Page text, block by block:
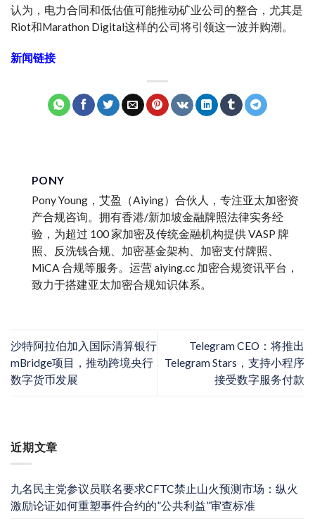
近期文章
九名民主党参议员联名要求CFTC禁止山火预测市场：纵火
激励论证如何重塑事件合约的”公共利益”审查标准
认为，电力合同和低估值可能推动矿业公司的整合，尤其是
Riot和Marathon Digital这样的公司将引领这一波并购潮。
新闻链接
PONY
Pony Young，艾盈（Aiying）合伙人，专注亚太加密资
产合规咨询。拥有香港/新加坡金融牌照法律实务经
验，为超过 100 家加密及传统金融机构提供 VASP 牌
照、反洗钱合规、加密基金架构、加密支付牌照、
MiCA 合规等服务。运营 aiying.cc 加密合规资讯平台，
致力于搭建亚太加密合规知识体系。
沙特阿拉伯加入国际清算银行
mBridge项目，推动跨境央行
数字货币发展
Telegram CEO：将推出
Telegram Stars，支持小程序
接受数字服务付款